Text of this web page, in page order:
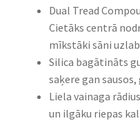
Dual Tread
Cietāks centrā
mīkstāki sāni
Silica bagātināts
saķere gan
Liela vainaga
un ilgāku riepas